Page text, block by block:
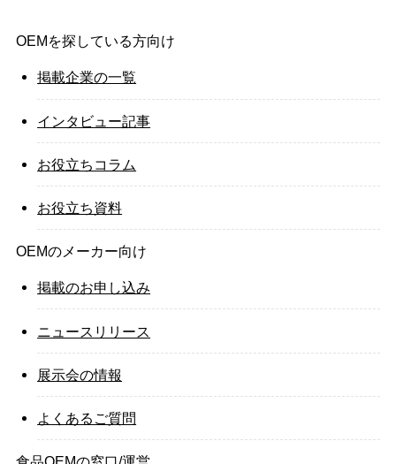
OEMを探している方向け
掲載企業の一覧
インタビュー記事
お役立ちコラム
お役立ち資料
OEMのメーカー向け
掲載のお申し込み
ニュースリリース
展示会の情報
よくあるご質問